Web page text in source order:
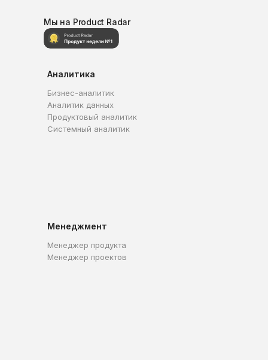
Мы на Product Radar
Аналитика
Бизнес-аналитик
Аналитик данных
Продуктовый аналитик
Системный аналитик
Менеджмент
Менеджер продукта
Менеджер проектов